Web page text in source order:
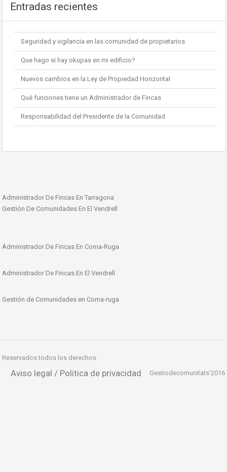
Entradas recientes
Seguridad y vigilancia en las comunidad de propietarios
Que hago si hay okupas en mi edificio?
Nuevos cambios en la Ley de Propiedad Horizontal
Qué funciones tiene un Administrador de Fincas
Responsabilidad del Presidente de la Comunidad
Administrador De Fincas En Tarragona
Gestión De Comunidades En El Vendrell
Administrador De Fincas En Coma-Ruga
Administrador De Fincas En El Vendrell
Gestión de Comunidades en Coma-ruga
Reservados todos los derechos
Aviso legal / Politica de privacidad Gestiodecomunitats'2016